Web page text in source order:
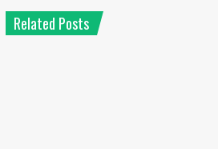
Related Posts